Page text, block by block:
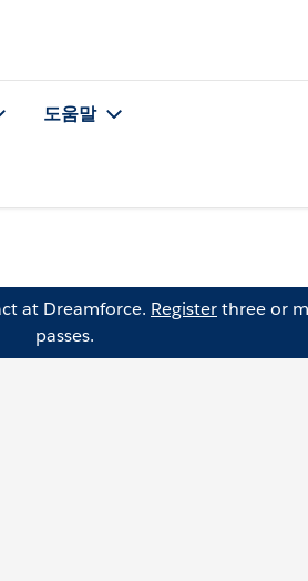
도움말
at Dreamforce. Registerthree or
passes.